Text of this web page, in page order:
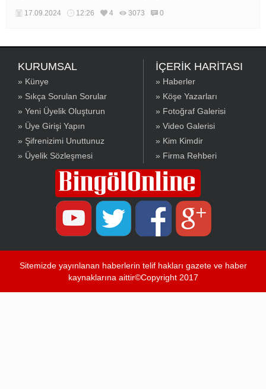
17.09.2024 12:26 4 3073 0
KURUMSAL
» Künye
» Sıkça Sorulan Sorular
» Yeni Üyelik Oluşturun
» Üye Girişi Yapın
» Şifrenizimi Unuttunuz
» Üyelik Sözleşmesi
İÇERİK HARİTASI
» Haberler
» Köşe Yazarları
» Fotoğraf Galerisi
» Video Galerisi
» Kim Kimdir
» Firma Rehberi
Sitemizde yayınlanan haberlerin telif hakları gazete ve haber
kaynaklarına aittir©Copyright 2017